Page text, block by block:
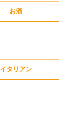
お酒
イタリアン